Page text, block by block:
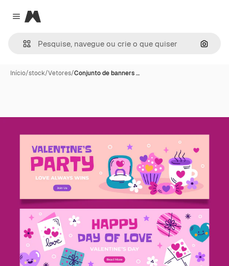
Close menu
Magnific
Início/stock/Vetores/Conjunto de banners …